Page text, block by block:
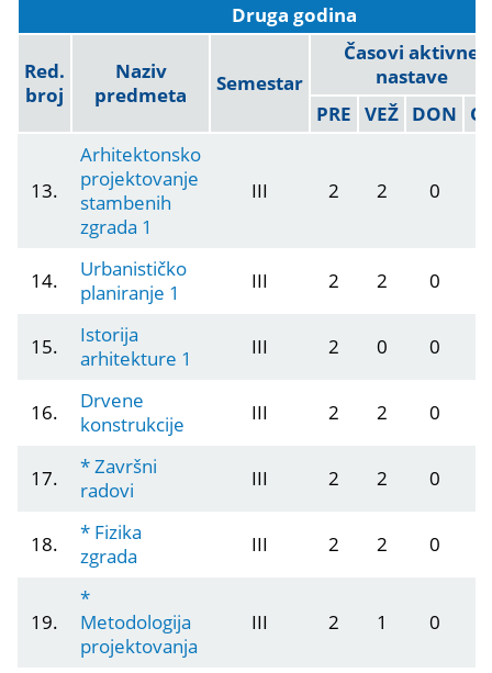
Druga godina
Red.
broj
Naziv
predmeta
Semestar
Časovi aktivne
nastave
PRE VEŽ DON
13.
Arhitektonsko
projektovanje
stambenih
zgrada 1
III 2 2 0
14.
Urbanističko
planiranje 1
III 2 2 0
15.
Istorija
arhitekture 1
III 2 0 0
16.
Drvene
konstrukcije
III 2 2 0
17.
* Završni
radovi
III 2 2 0
18.
* Fizika
zgrada
III 2 2 0
19.
*
Metodologija
projektovanja
III 2 1 0